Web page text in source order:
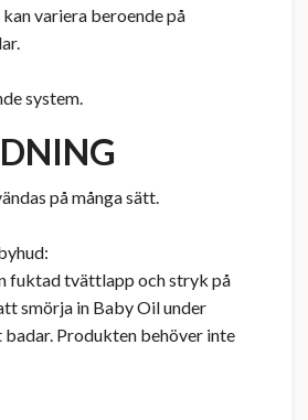
variera beroende på
system.
på många sätt.
fuktad tvättlapp och stryk på
smörja in Baby Oil under
Produkten behöver inte